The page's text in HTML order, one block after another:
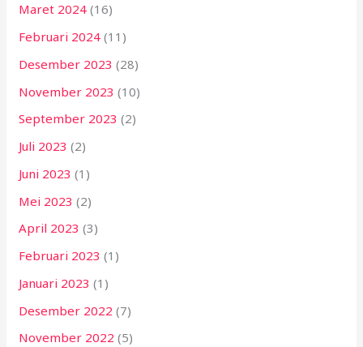
Maret 2024 (16)
Februari 2024 (11)
Desember 2023 (28)
November 2023 (10)
September 2023 (2)
Juli 2023 (2)
Juni 2023 (1)
Mei 2023 (2)
April 2023 (3)
Februari 2023 (1)
Januari 2023 (1)
Desember 2022 (7)
November 2022 (5)